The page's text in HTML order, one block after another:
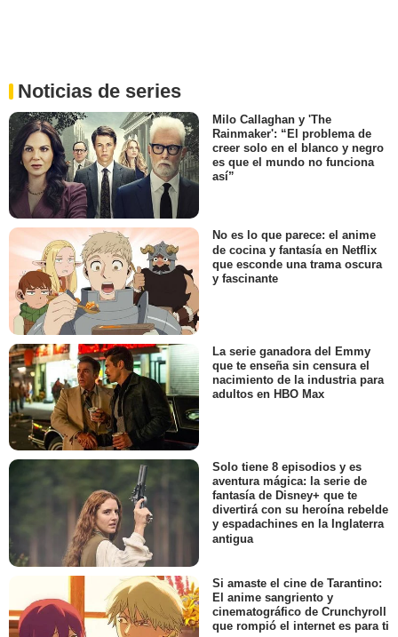
Noticias de series
Milo Callaghan y 'The
Rainmaker': “El problema de
creer solo en el blanco y negro
es que el mundo no funciona
así”
No es lo que parece: el anime
de cocina y fantasía en Netflix
que esconde una trama oscura
y fascinante
La serie ganadora del Emmy
que te enseña sin censura el
nacimiento de la industria para
adultos en HBO Max
Solo tiene 8 episodios y es
aventura mágica: la serie de
fantasía de Disney+ que te
divertirá con su heroína rebelde
y espadachines en la Inglaterra
antigua
Si amaste el cine de Tarantino:
El anime sangriento y
cinematográfico de Crunchyroll
que rompió el internet es para ti